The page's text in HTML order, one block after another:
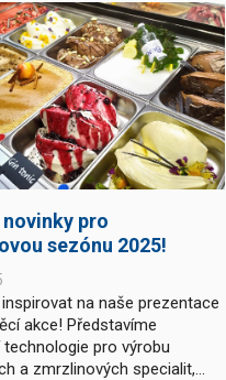
pro
sezónu 2025!
na naše prezentace
akce! Představíme
technologie pro výrobu
a zmrzlinových specialit,...